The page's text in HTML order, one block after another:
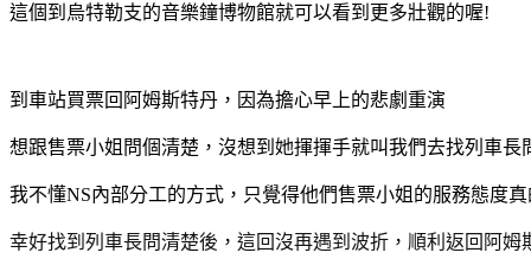
這個到烏特勒支的音樂鐘博物館就可以看到更多壯觀的喔!
到車站買票回阿姆斯特丹，因為擔心早上的悲劇重演
想跟售票小姐問個清楚，沒想到她揮揮手就叫我們去找列車長
我不懂NS內部分工的方式， 只覺得他們售票小姐的服務態度
幸好找到列車長問清楚後， 這回沒再遇到波折，順利返回阿姆